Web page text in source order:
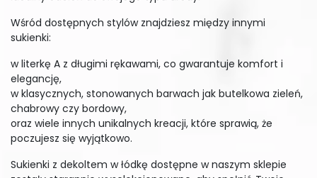
Wśród dostępnych stylów znajdziesz między innymi
sukienki:
w literkę A z długimi rękawami, co gwarantuje komfort i
elegancję,
w klasycznych, stonowanych barwach jak butelkowa zieleń,
chabrowy czy bordowy,
oraz wiele innych unikalnych kreacji, które sprawią, że
poczujesz się wyjątkowo.
Sukienki z dekoltem w łódkę dostępne w naszym sklepie